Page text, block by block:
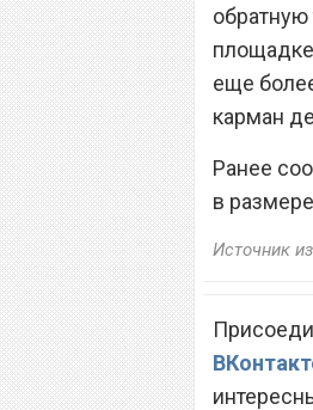
обратную
еще
карман
Ранее
в
Источник